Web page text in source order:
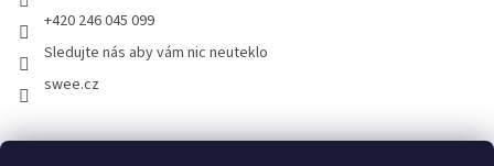
+420 246 045 099
Sledujte nás aby vám nic neuteklo
swee.cz